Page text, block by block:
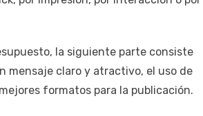
la siguiente parte consiste
mensaje claro y atractivo, el uso de
formatos para la publicación.